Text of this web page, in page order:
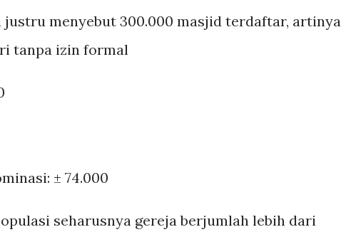
justru menyebut 300.000 masjid terdaftar, artinya
tanpa izin formal
± 74.000
seharusnya gereja berjumlah lebih dari